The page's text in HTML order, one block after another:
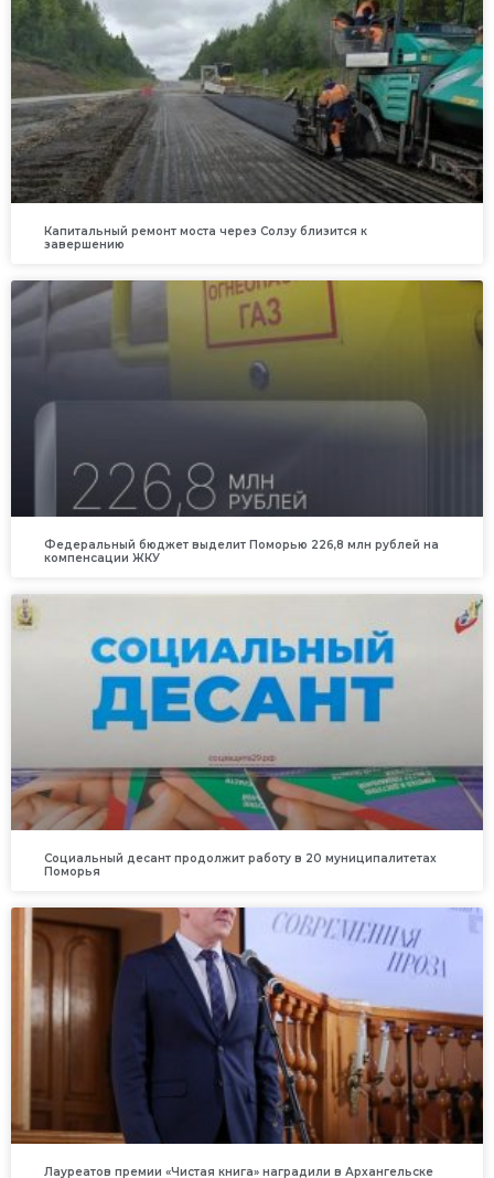
Капитальный ремонт моста через Солзу близится к
завершению
Федеральный бюджет выделит Поморью 226,8 млн рублей на
компенсации ЖКУ
Социальный десант продолжит работу в 20 муниципалитетах
Поморья
Лауреатов премии «Чистая книга» наградили в Архангельске